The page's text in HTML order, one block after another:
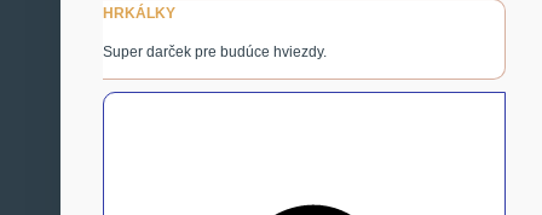
HRKÁLKY
Super darček pre budúce hviezdy.